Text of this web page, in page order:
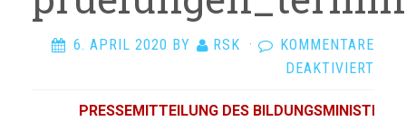
6. APRIL 2020 BY RSK ·
KOMMENTARE
DEAKTIVIERT
PRESSEMITTEILUNG DES